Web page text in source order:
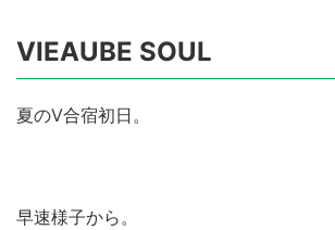
VIEAUBE SOUL
夏のV合宿初日。
早速様子から。